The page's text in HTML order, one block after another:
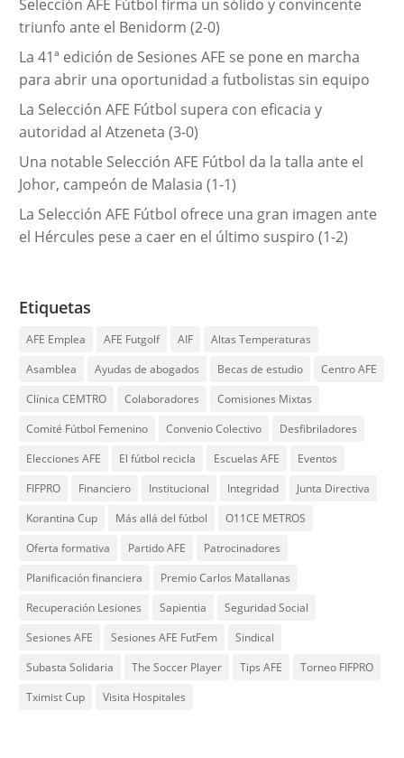
a
s
Selección AFE Fútbol firma un sólido y convincente
triunfo ante el Benidorm (2-0)
La 41ª edición de Sesiones AFE se pone en marcha
para abrir una oportunidad a futbolistas sin equipo
La Selección AFE Fútbol supera con eficacia y
autoridad al Atzeneta (3-0)
Una notable Selección AFE Fútbol da la talla ante el
Johor, campeón de Malasia (1-1)
La Selección AFE Fútbol ofrece una gran imagen ante
el Hércules pese a caer en el último suspiro (1-2)
Etiquetas
AFE Emplea AFE Futgolf AIF
Altas Temperaturas
Asamblea
Ayudas de abogados Becas de estudio
Centro AFE
Clínica CEMTRO
Colaboradores
Comisiones Mixtas
Comité Fútbol Femenino
Convenio Colectivo
Desfibriladores
Elecciones AFE
El fútbol recicla Escuelas AFE
Eventos
FIFPRO
Financiero Institucional Integridad
Junta Directiva
Korantina Cup
Más allá del fútbol
O11CE METROS
Oferta formativa
Partido AFE
Patrocinadores
Planificación financiera
Premio Carlos Matallanas
Recuperación Lesiones
Sapientia
Seguridad Social
Sesiones AFE
Sesiones AFE FutFem
Sindical
Subasta Solidaria
The Soccer Player Tips AFE
Torneo FIFPRO
Tximist Cup
Visita Hospitales